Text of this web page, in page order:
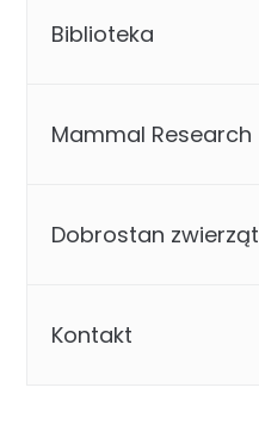
Biblioteka
Mammal Research
Dobrostan zwierząt
Kontakt